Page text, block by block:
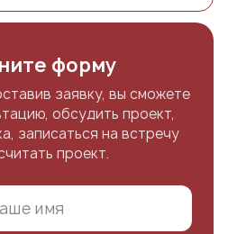
форму
заявку, вы сможете
обсудить проект,
записаться на встречу
проект.